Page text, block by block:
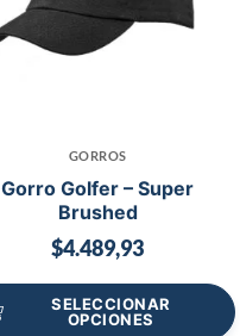
GORROS
Gorro Golfer – Super
Brushed
$4.489,93
SELECCIONAR
OPCIONES